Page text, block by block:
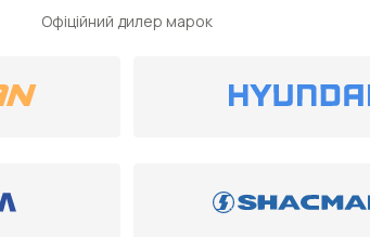
Офіційний дилер марок